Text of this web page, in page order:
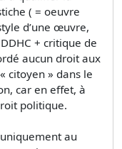
( = oeuvre
d’une œuvre,
+ critique de
aucun droit aux
citoyen » dans le
car en effet, à
politique.
au